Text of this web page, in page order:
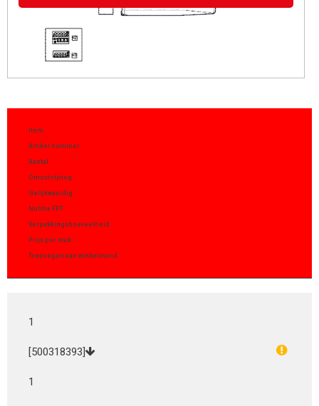
Item
Artikel nummer
Aantal
Omschrijving
Gelijkwaardig
Notitie FPT
Verpakkingshoeveelheid
Prijs per stuk
Toevoegen aan winkelmand
1
[500318393]
1